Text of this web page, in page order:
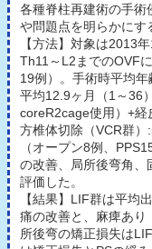
各種脊柱再建術の手術
や問題点を明らかにす
【方法】対象は2013
Th11～L2までのOVF
19例）。手術時平均
平均12.9ヶ月（1～36
coreR2cage使用）+
方椎体切除（VCR群
（オープン8例、
の改善、局所後弯角、
評価した。
【結果】LIF群は平均
痛の改善と、麻痺あり
所後弯の矯正損失は